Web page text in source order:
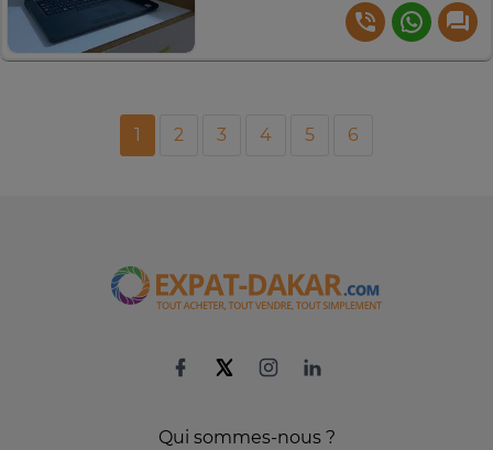
1 2 3 4 5 6
Qui sommes-nous ?